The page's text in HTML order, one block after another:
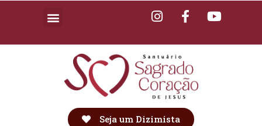
Seja um Dizimista